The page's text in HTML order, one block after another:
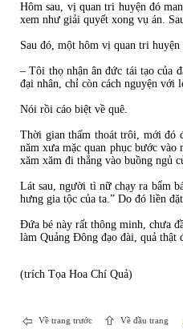
Hôm sau, vị quan tri huyện đó
xem như giải quyết xong vụ án.
Sau đó, một hôm vị quan tri
– Tôi thọ nhận ân đức tái tạo của
đại nhân, chỉ còn cách nguyện với
Nói rồi cáo biệt về quê.
Thời gian thấm thoát trôi, mới đó
năm xưa mặc quan phục bước
xăm xăm đi thẳng vào buồng ngủ
Lát sau, người tì nữ chạy ra bẩm
hưng gia tộc của ta.” Do đó liền
Đứa bé này rất thông minh, chưa
làm Quảng Đông đạo đài, quả thật
(trích Tọa Hoa Chí Quả)
Về trang trước Về đầu trang